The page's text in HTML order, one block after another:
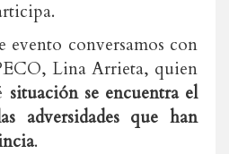
evento conversamos con
Lina Arrieta, quien
situación se encuentra el
adversidades que han
.